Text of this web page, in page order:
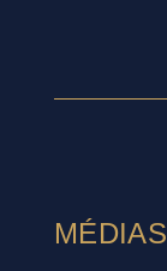
MÉDIAS